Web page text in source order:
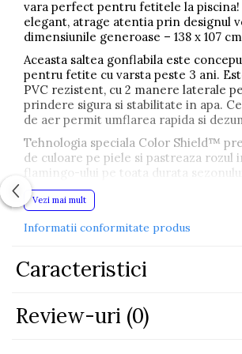
vara perfect pentru fetitele la piscina!
elegant, atrage atentia prin designul
dimensiunile generoase – 138 x 107
Aceasta saltea gonflabila este
pentru fetite cu varsta peste 3 ani.
PVC rezistent, cu 2 manere laterale
prindere sigura si stabilitate in apa.
de aer permit umflarea rapida si
Tehnologia speciala Color Shield™
de culoare pe piele si pastreaza rozul
flamingo-ului pe toata durata sezonului
Ideal pentru piscina, lac, plaja sau
Flamingo-ul Bestway promite
fiecare zi insorita!
📏Specificatii
Dimensiuni: 138 x 107 cm
Material: PVC durabil
Vezi mai mult
Informatii conformitate produs
Caracteristici
Review-uri (0)